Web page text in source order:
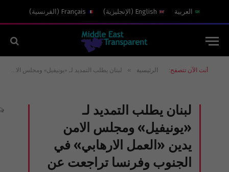
العربية English
( الإنجليزية)
Français
( الفرنسية)
أنت الآن تتصفح: الرئيسية » لبنان يطلب التمديد لـ «يونيفيل» ومجلس الامن يدين «العمل الارهابي» في الجنوب وفرنسا تراجعت عن الحوار مع دمشق
لبنان يطلب التمديد لـ
«يونيفيل» ومجلس الامن
يدين «العمل الارهابي» في
الجنوب وفرنسا تراجعت عن